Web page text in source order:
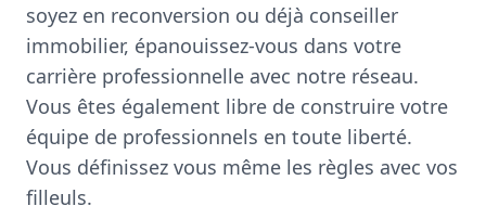
soyez en reconversion ou déjà conseiller
immobilier, épanouissez-vous dans votre
carrière professionnelle avec notre réseau.
Vous êtes également libre de construire votre
équipe de professionnels en toute liberté.
Vous définissez vous même les règles avec vos
filleuls.